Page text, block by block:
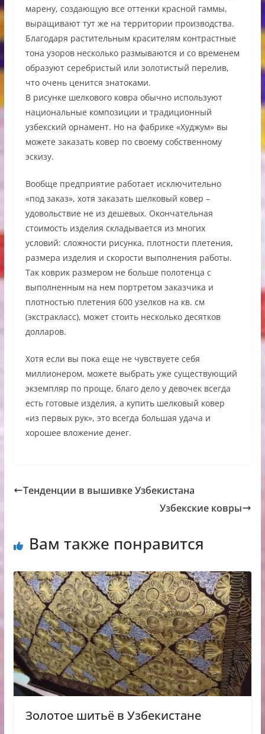
марену, создающую все оттенки красной гаммы,
выращивают тут же на территории производства.
Благодаря растительным красителям контрастные
тона узоров несколько размываются и со временем
образуют серебристый или золотистый перелив,
что очень ценится знатоками.
В рисунке шелкового ковра обычно используют
национальные композиции и традиционный
узбекский орнамент. Но на фабрике «Худжум» вы
можете заказать ковер по своему собственному
эскизу.
Вообще предприятие работает исключительно
«под заказ», хотя заказать шелковый ковер –
удовольствие не из дешевых. Окончательная
стоимость изделия складывается из многих
условий: сложности рисунка, плотности плетения,
размера изделия и скорости выполнения работы.
Так коврик размером не больше полотенца с
выполненным на нем портретом заказчика и
плотностью плетения 600 узелков на кв. см
(экстракласс), может стоить несколько десятков
долларов.
Хотя если вы пока еще не чувствуете себя
миллионером, можете выбрать уже существующий
экземпляр по проще, благо дело у девочек всегда
есть готовые изделия, а купить шелковый ковер
«из первых рук», это всегда большая удача и
хорошее вложение денег.
Тенденции в вышивке Узбекистана
Узбекские ковры
Вам также понравится
Золотое шитьё в Узбекистане